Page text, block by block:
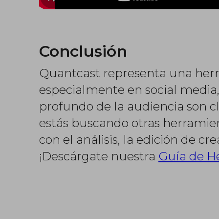
Conclusión
Quantcast representa una
especialmente en social
profundo de la audiencia son
estás buscando otras
con el análisis, la edición de
¡Descárgate nuestra Guía de